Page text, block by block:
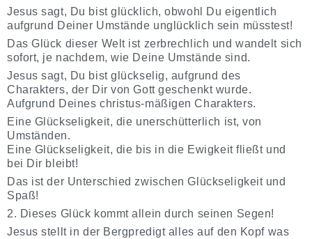
Jesus sagt, Du bist glücklich, obwohl Du eigentlich
aufgrund Deiner Umstände unglücklich sein müsstest!
Das Glück dieser Welt ist zerbrechlich und wandelt sich
sofort, je nachdem, wie Deine Umstände sind.
Jesus sagt, Du bist glückselig, aufgrund des
Charakters, der Dir von Gott geschenkt wurde.
Aufgrund Deines christus-mäßigen Charakters.
Eine Glückseligkeit, die unerschütterlich ist, von
Umständen.
Eine Glückseligkeit, die bis in die Ewigkeit fließt und
bei Dir bleibt!
Das ist der Unterschied zwischen Glückseligkeit und
Spaß!
2. Dieses Glück kommt allein durch seinen Segen!
Jesus stellt in der Bergpredigt alles auf den Kopf was